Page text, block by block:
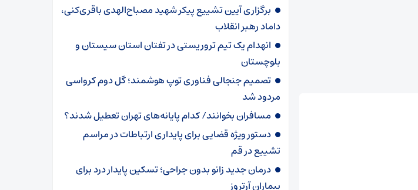
برگزاری آیین تشییع پیکر شهید مصباح‌الهدی باقری‌کنی،
داماد رهبر انقلاب
انهدام یک تیم تروریستی در تفتان استان سیستان و
بلوچستان
تصمیم جنجالی فناوری توپ هوشمند؛ گل دوم کرواسی
مردود شد
مسافران بخوانند/ کدام پایانه‌های تهران تعطیل شدند؟
دستور ویژه قضایی برای پایداری ارتباطات در مراسم
تشییع در قم
درمان جدید زانو بدون جراحی؛ تسکین پایدار درد برای
بیماران آرتروز